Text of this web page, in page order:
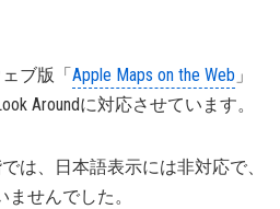
ブ版「Apple Maps on the Web 」
Aroundに対応させています。
は、日本語表示には非対応で、
ませんでした。